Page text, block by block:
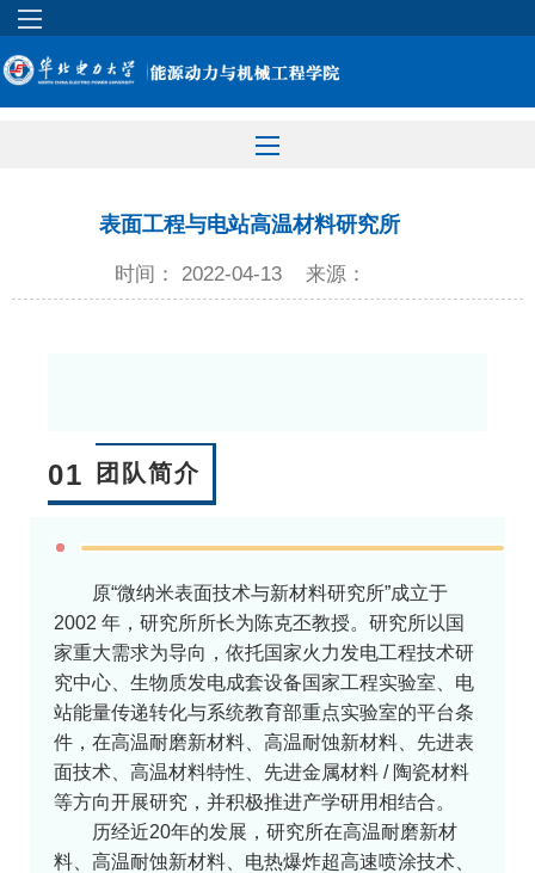
表面工程与电站高温材料研究所
时间： 2022-04-13 来源：
01 团队简介
原“微纳米表面技术与新材料研究所”成立于
2002 年，研究所所长为陈克丕教授。研究所以国
家重大需求为导向，依托国家火力发电工程技术研
究中心、生物质发电成套设备国家工程实验室、电
站能量传递转化与系统教育部重点实验室的平台条
件，在高温耐磨新材料、高温耐蚀新材料、先进表
面技术、高温材料特性、先进金属材料 / 陶瓷材料
等方向开展研究，并积极推进产学研用相结合。
历经近20年的发展，研究所在高温耐磨新材
料、高温耐蚀新材料、电热爆炸超高速喷涂技术、